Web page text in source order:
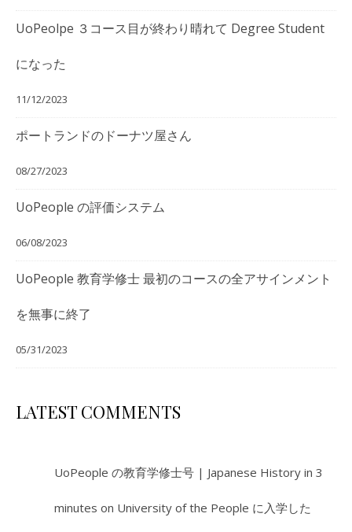
UoPeolpe ３コース目が終わり晴れて Degree Student
になった
11/12/2023
ポートランドのドーナツ屋さん
08/27/2023
UoPeople の評価システム
06/08/2023
UoPeople 教育学修士 最初のコースの全アサインメント
を無事に終了
05/31/2023
LATEST COMMENTS
UoPeople の教育学修士号 | Japanese History in 3
minutes on University of the People に入学した